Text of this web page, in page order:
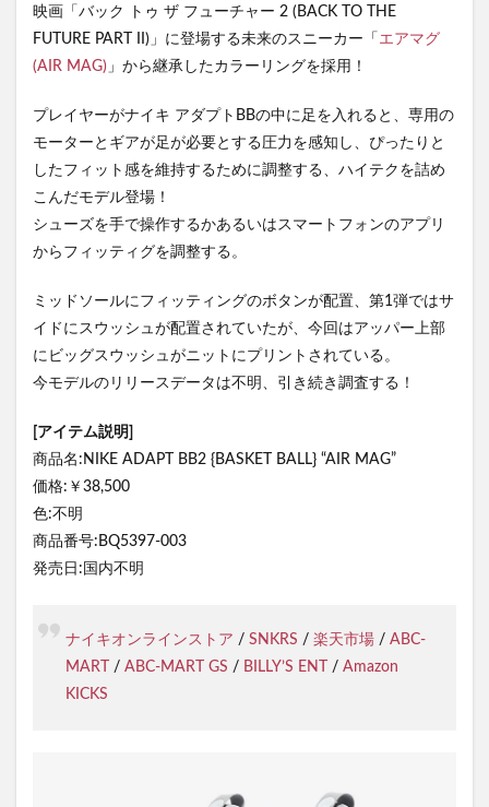
映画「バック トゥ ザ フューチャー 2 (BACK TO THE
FUTURE PART II)」に登場する未来のスニーカー「 エアマグ
(AIR MAG) 」から継承したカラーリングを採用！
プレイヤーがナイキ アダプトBBの中に足を入れると、専用の
モーターとギアが足が必要とする圧力を感知し、ぴったりと
したフィット感を維持するために調整する、ハイテクを詰め
こんだモデル登場！
シューズを手で操作するかあるいはスマートフォンのアプリ
からフィッティグを調整する。
ミッドソールにフィッティングのボタンが配置、第1弾ではサ
イドにスウッシュが配置されていたが、今回はアッパー上部
にビッグスウッシュがニットにプリントされている。
今モデルのリリースデータは不明、引き続き調査する！
[アイテム説明]
商品名:NIKE ADAPT BB2 {BASKET BALL} “AIR MAG”
価格:￥38,500
色:不明
商品番号:BQ5397-003
発売日:国内不明
ナイキオンラインストア / SNKRS / 楽天市場 / ABC-
MART
/ ABC-MART GS / BILLY’S ENT / Amazon
KICKS